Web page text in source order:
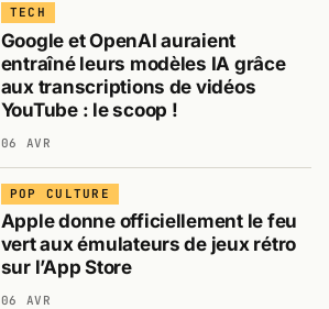
TECH
Google et OpenAI auraient
entraîné leurs modèles IA grâce
aux transcriptions de vidéos
YouTube : le scoop !
06 AVR
POP CULTURE
Apple donne officiellement le feu
vert aux émulateurs de jeux rétro
sur l’App Store
06 AVR